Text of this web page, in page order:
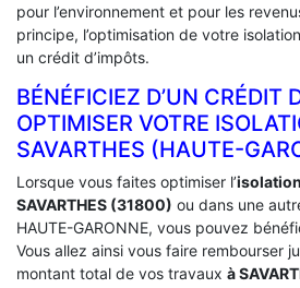
pour l’environnement et pour les
principe, l’optimisation de votre
un crédit d’impôts.
BÉNÉFICIEZ D’UN CRÉDIT
OPTIMISER VOTRE
‎SAVARTHES (HAUTE-
Lorsque vous faites optimiser l’
SAVARTHES (31800) ou dans une
HAUTE-GARONNE, vous pouvez
Vous allez ainsi vous faire rembourser
montant total de vos travaux à